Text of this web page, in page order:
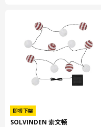
组装说明和文件
804.211.34
即将下架
SOLVINDEN 索文顿